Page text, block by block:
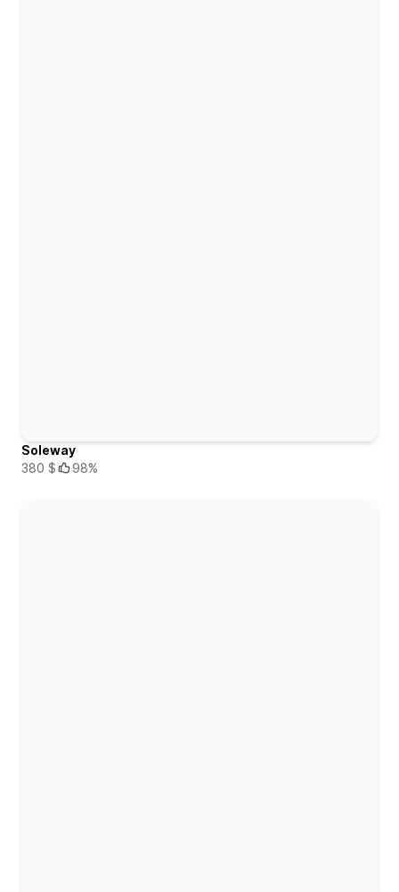
Soleway
380 $
98%